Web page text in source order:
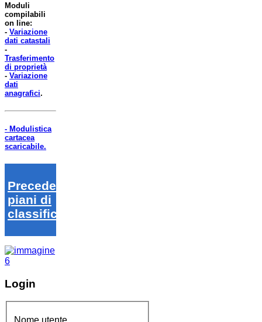
Moduli
compilabili
on line:
- Variazione
dati catastali
-
Trasferimento
di proprietà
- Variazione
dati
anagrafici.
- Modulistica
cartacea
scaricabile.
Precedenti
piani di
classifica
Login
Nome utente